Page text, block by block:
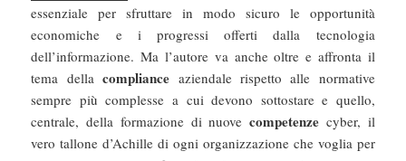
essenziale per sfruttare in modo sicuro le opportunità
economiche e i progressi offerti dalla tecnologia
dell’informazione. Ma l’autore va anche oltre e affronta il
tema dellacompliance aziendale rispetto alle normative
sempre più complesse a cui devono sottostare e quello,
centrale, della formazione di nuovecompetenze cyber, il
vero tallone d’Achille di ogni organizzazione che voglia per